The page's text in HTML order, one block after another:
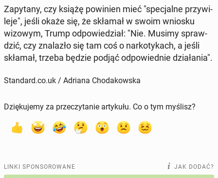
Za­py­ta­ny, czy książę po­wi­nien mieć "spe­cjal­ne przy­wi­
le­je", jeśli okaże się, że skłamał w swoim wniosku
wizowym, Trump od­po­wie­dział: "Nie. Musimy spraw­
dzić, czy zna­la­zło się tam coś o nar­ko­ty­kach, a jeśli
skłamał, trzeba będzie podjąć od­po­wied­nie dzia­ła­nia".
Standard.co.uk / Adriana Chodakowska
Dziękujemy za przeczytanie artykułu. Co o tym myślisz?
LINKI SPONSOROWANE JAK DODAĆ?